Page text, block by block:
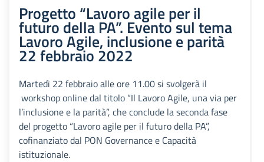
Progetto “Lavoro agile per il
futuro della PA”. Evento sul tema
Lavoro Agile, inclusione e parità
22 febbraio 2022
Martedì 22 febbraio alle ore 11.00 si svolgerà il
workshop online dal titolo “Il Lavoro Agile, una via per
l’inclusione e la parità”, che conclude la seconda fase
del progetto “Lavoro agile per il futuro della PA”,
cofinanziato dal PON Governance e Capacità
istituzionale.